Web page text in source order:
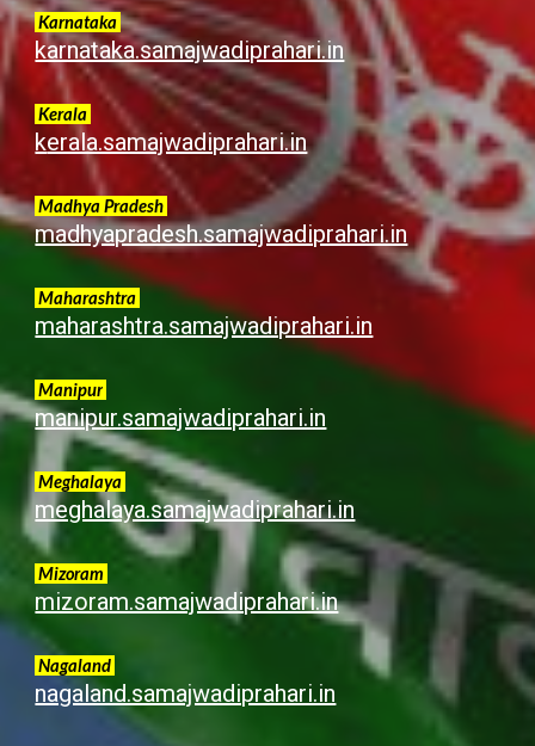
Karnataka
karnataka.samajwadiprahari.in
Kerala
kerala.samajwadiprahari.in
Madhya Pradesh
madhyapradesh.samajwadiprahari.in
Maharashtra
maharashtra.samajwadiprahari.in
Manipur
manipur.samajwadiprahari.in
Meghalaya
meghalaya.samajwadiprahari.in
Mizoram
mizoram.samajwadiprahari.in
Nagaland
nagaland.samajwadiprahari.in